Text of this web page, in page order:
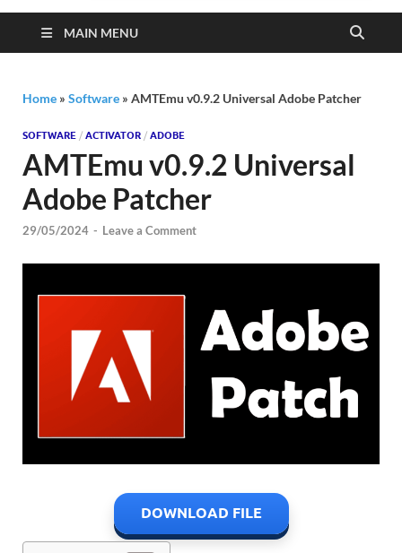
MAIN MENU
Home » Software » AMTEmu v0.9.2 Universal Adobe Patcher
SOFTWARE / ACTIVATOR / ADOBE
AMTEmu v0.9.2 Universal
Adobe Patcher
29/05/2024 - Leave a Comment
DOWNLOAD FILE